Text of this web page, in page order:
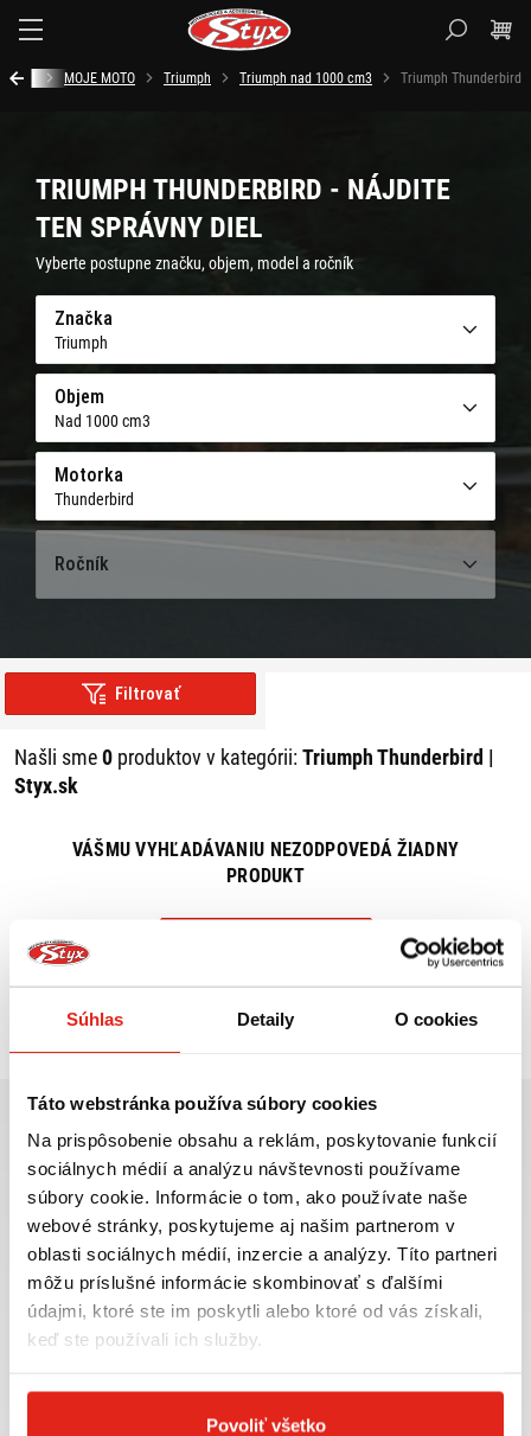
Súhlas Detaily O cookies
Táto webstránka používa súbory cookies
Na prispôsobenie obsahu a reklám, poskytovanie funkcií
sociálnych médií a analýzu návštevnosti používame
súbory cookie. Informácie o tom, ako používate naše
webové stránky, poskytujeme aj našim partnerom v
oblasti sociálnych médií, inzercie a analýzy. Títo partneri
môžu príslušné informácie skombinovať s ďalšími
údajmi, ktoré ste im poskytli alebo ktoré od vás získali,
keď ste používali ich služby.
Povoliť všetko
Úvod MOJE MOTO Triumph Triumph nad 1000 cm3 Triumph Thunderbird
TRIUMPH THUNDERBIRD - NÁJDITE
TEN SPRÁVNY DIEL
Vyberte postupne značku, objem, model a ročník
Značka
Triumph
Objem
Nad 1000 cm3
Motorka
Thunderbird
Ročník
Filtrovať
Našli sme0 produktov v kategórii:Triumph Thunderbird |
Styx.sk
VÁŠMU VYHĽADÁVANIU NEZODPOVEDÁ ŽIADNY
PRODUKT
Najväčší výber moto
príslušenstva ihneď k
odberu
Doprava ZADARMO pre
objednávky nad 50€ v rámci
SR